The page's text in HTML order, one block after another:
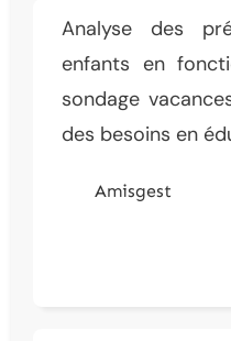
Analyse des
enfants en
sondage
des besoins en
Amisgest